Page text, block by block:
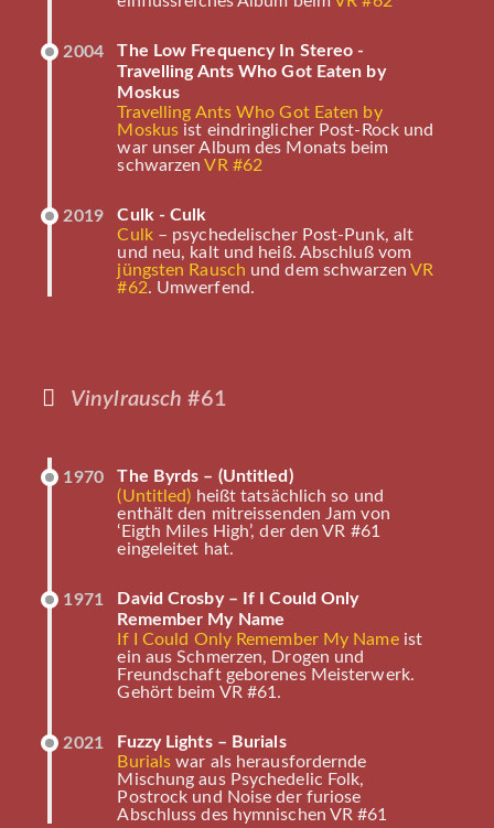
2004
The Low Frequency In Stereo -
Travelling Ants Who Got Eaten by
Moskus
Travelling Ants Who Got Eaten by
Moskus ist eindringlicher Post-Rock und
war unser Album des Monats beim
schwarzen VR #62
2019
Culk - Culk
Culk– psychedelischer Post-Punk, alt
und neu, kalt und heiß. Abschluß vom
jüngsten Rausch und dem schwarzen VR
#62. Umwerfend.
Vinylrausch #61
1970
The Byrds – (Untitled)
(Untitled) heißt tatsächlich so und
enthält den mitreissenden Jam von
‘Eigth Miles High’, der den VR #61
eingeleitet hat.
1971
David Crosby – If I Could Only
Remember My Name
If I Could Only Remember My Nameist
ein aus Schmerzen, Drogen und
Freundschaft geborenes Meisterwerk.
Gehört beim VR #61.
2021
Fuzzy Lights – Burials
Burials war als herausfordernde
Mischung aus Psychedelic Folk,
Postrock und Noise der furiose
Abschluss des hymnischen VR #61